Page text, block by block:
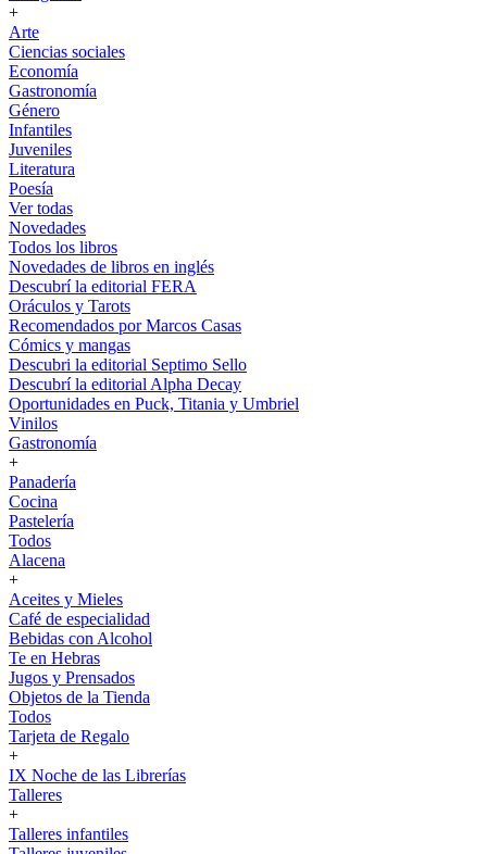
+
Arte
Ciencias sociales
Economía
Gastronomía
Género
Infantiles
Juveniles
Literatura
Poesía
Ver todas
Novedades
Todos los libros
Novedades de libros en inglés
Descubrí la editorial FERA
Oráculos y Tarots
Recomendados por Marcos Casas
Cómics y mangas
Descubri la editorial Septimo Sello
Descubrí la editorial Alpha Decay
Oportunidades en Puck, Titania y Umbriel
Vinilos
Gastronomía
+
Panadería
Cocina
Pastelería
Todos
Alacena
+
Aceites y Mieles
Café de especialidad
Bebidas con Alcohol
Te en Hebras
Jugos y Prensados
Objetos de la Tienda
Todos
Tarjeta de Regalo
+
IX Noche de las Librerías
Talleres
+
Talleres infantiles